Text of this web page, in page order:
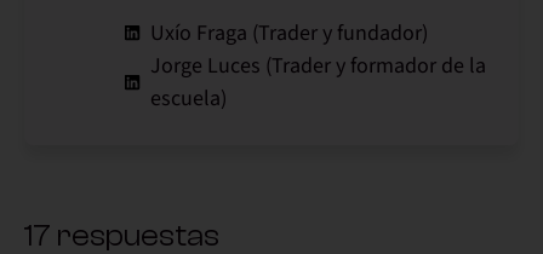
Uxío Fraga (Trader y fundador)
Jorge Luces (Trader y formador de la
escuela)
17 respuestas